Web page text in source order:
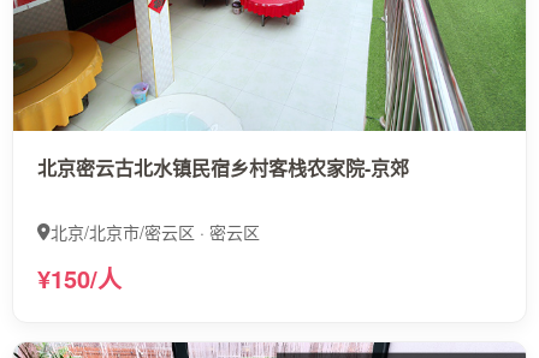
北京密云古北水镇民宿乡村客栈农家院-京郊
北京/北京市/密云区 · 密云区
¥150/人